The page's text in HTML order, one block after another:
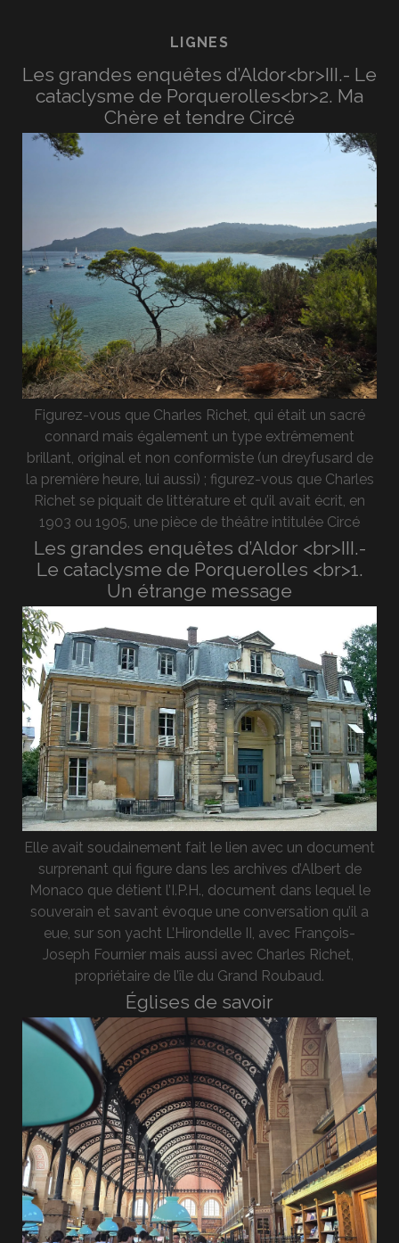
LIGNES
Les grandes enquêtes d’Aldor<br>III.- Le
cataclysme de Porquerolles<br>2. Ma
Chère et tendre Circé
Figurez-vous que Charles Richet, qui était un sacré
connard mais également un type extrêmement
brillant, original et non conformiste (un dreyfusard de
la première heure, lui aussi) ; figurez-vous que Charles
Richet se piquait de littérature et qu’il avait écrit, en
1903 ou 1905, une pièce de théâtre intitulée Circé
Les grandes enquêtes d’Aldor <br>III.-
Le cataclysme de Porquerolles <br>1.
Un étrange message
Elle avait soudainement fait le lien avec un document
surprenant qui figure dans les archives d’Albert de
Monaco que détient l’I.P.H., document dans lequel le
souverain et savant évoque une conversation qu’il a
eue, sur son yacht L’Hirondelle II, avec François-
Joseph Fournier mais aussi avec Charles Richet,
propriétaire de l’île du Grand Roubaud.
Églises de savoir